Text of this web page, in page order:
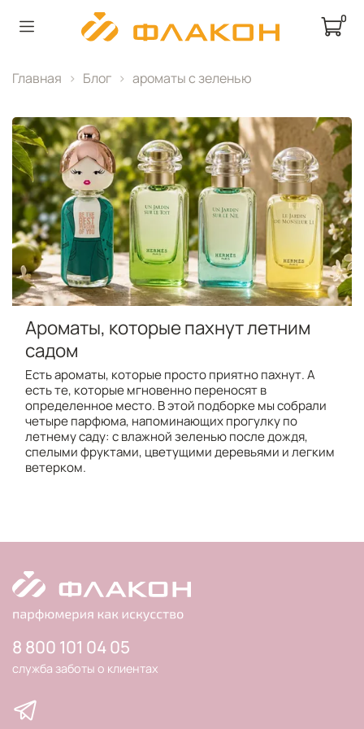
0
Главная Блог ароматы с зеленью
Ароматы, которые пахнут летним
садом
Есть ароматы, которые просто приятно пахнут. А
есть те, которые мгновенно переносят в
определенное место. В этой подборке мы собрали
четыре парфюма, напоминающих прогулку по
летнему саду: с влажной зеленью после дождя,
спелыми фруктами, цветущими деревьями и легким
ветерком.
8 800 101 04 05
служба заботы о клиентах